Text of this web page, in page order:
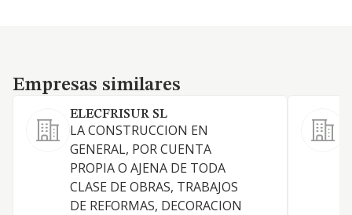
Empresas similares
Empresas similares
ELECFRISUR SL
LA CONSTRUCCION EN
GENERAL, POR CUENTA
PROPIA O AJENA DE TODA
CLASE DE OBRAS, TRABAJOS
DE REFORMAS, DECORACION